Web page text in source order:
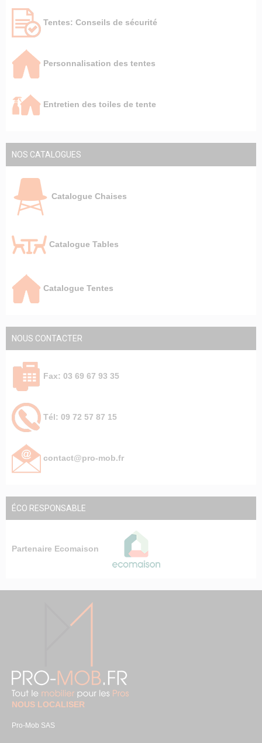
Tentes: Conseils de sécurité
Personnalisation des tentes
Entretien des toiles de tente
NOS CATALOGUES
Catalogue Chaises
Catalogue Tables
Catalogue Tentes
NOUS CONTACTER
Fax: 03 69 67 93 35
Tél: 09 72 57 87 15
contact@pro-mob.fr
ÉCO RESPONSABLE
Partenaire Ecomaison
NOUS LOCALISER
Pro-Mob SAS